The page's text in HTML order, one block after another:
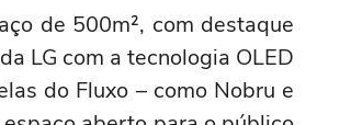
de 500m², com destaque
LG com a tecnologia OLED
do Fluxo – como Nobru e